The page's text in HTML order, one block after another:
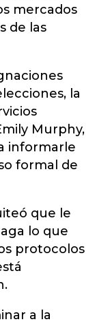
mercados
de las
la
Murphy,
informarle
formal de
que le
lo que
protocolos
a la